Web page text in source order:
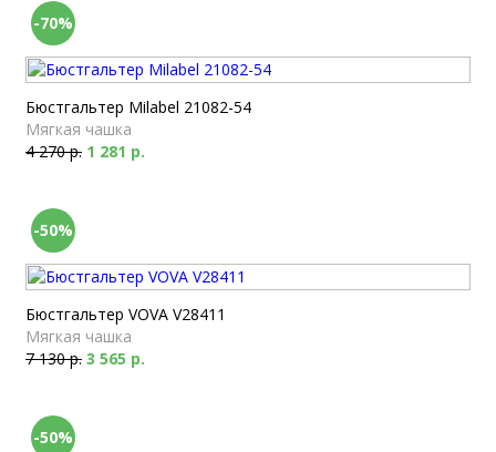
-70%
Бюстгальтер Milabel 21082-54
Мягкая чашка
4 270 р. 1 281 р.
-50%
Бюстгальтер VOVA V28411
Мягкая чашка
7 130 р. 3 565 р.
-50%